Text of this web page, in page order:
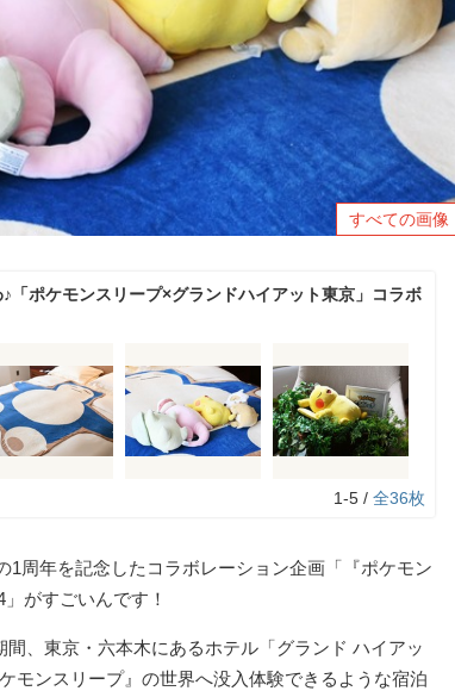
すべての画像
♪「ポケモンスリープ×グランドハイアット東京」コラボ
1-5 / 全36枚
周年を記念したコラボレーション企画「『ポケモン
がすごいんです！
、東京・六本木にあるホテル「グランド ハイアッ
モンスリープ』の世界へ没入体験できるような宿泊